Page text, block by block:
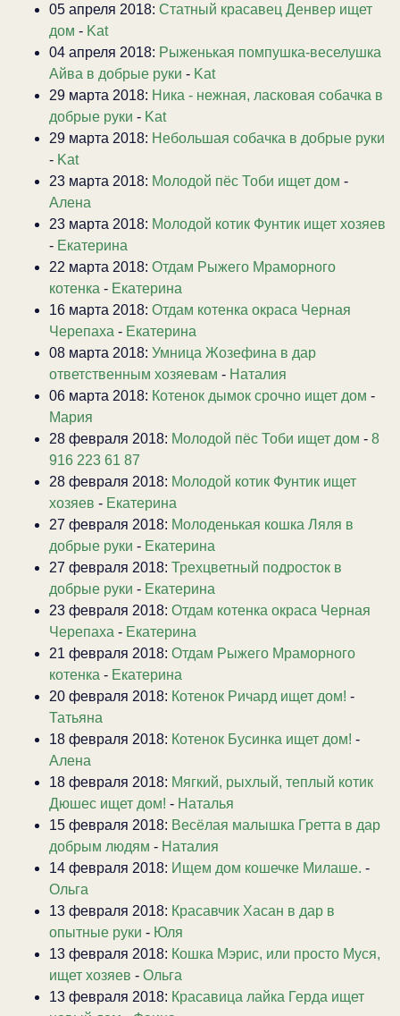
05 апреля 2018: Статный красавец Денвер ищет
дом - Kat
04 апреля 2018: Рыженькая помпушка-веселушка
Айва в добрые руки - Kat
29 марта 2018: Ника - нежная, ласковая собачка в
добрые руки - Kat
29 марта 2018: Небольшая собачка в добрые руки
- Kat
23 марта 2018: Молодой пёс Тоби ищет дом -
Алена
23 марта 2018: Молодой котик Фунтик ищет хозяев
- Екатерина
22 марта 2018: Отдам Рыжего Мраморного
котенка - Екатерина
16 марта 2018: Отдам котенка окраса Черная
Черепаха - Екатерина
08 марта 2018: Умница Жозефина в дар
ответственным хозяевам - Наталия
06 марта 2018: Котенок дымок срочно ищет дом -
Мария
28 февраля 2018: Молодой пёс Тоби ищет дом - 8
916 223 61 87
28 февраля 2018: Молодой котик Фунтик ищет
хозяев - Екатерина
27 февраля 2018: Молоденькая кошка Ляля в
добрые руки - Екатерина
27 февраля 2018: Трехцветный подросток в
добрые руки - Екатерина
23 февраля 2018: Отдам котенка окраса Черная
Черепаха - Екатерина
21 февраля 2018: Отдам Рыжего Мраморного
котенка - Екатерина
20 февраля 2018: Котенок Ричард ищет дом! -
Татьяна
18 февраля 2018: Котенок Бусинка ищет дом! -
Алена
18 февраля 2018: Мягкий, рыхлый, теплый котик
Дюшес ищет дом! - Наталья
15 февраля 2018: Весёлая малышка Гретта в дар
добрым людям - Наталия
14 февраля 2018: Ищем дом кошечке Милаше. -
Ольга
13 февраля 2018: Красавчик Хасан в дар в
опытные руки - Юля
13 февраля 2018: Кошка Мэрис, или просто Муся,
ищет хозяев - Ольга
13 февраля 2018: Красавица лайка Герда ищет